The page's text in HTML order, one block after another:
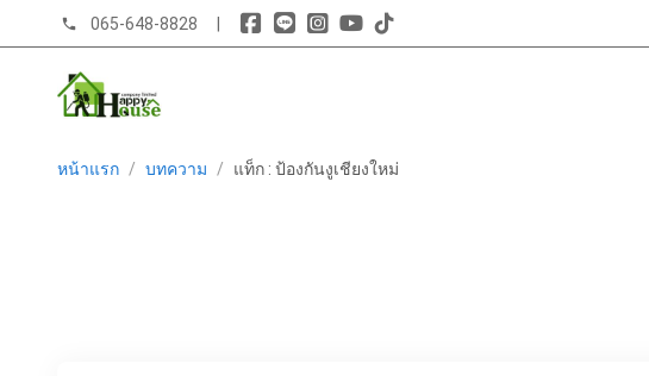
phone 065-648-8828 |
หน้าแรก / บทความ / แท็ก : ป้องกันงูเชียงใหม่